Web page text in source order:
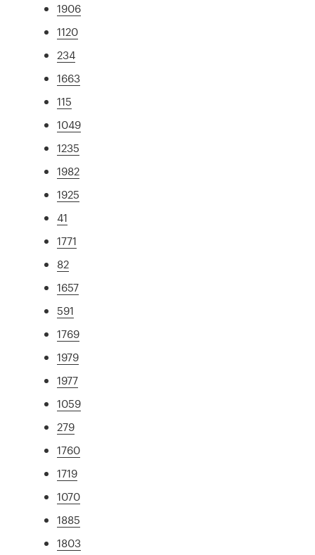
1906
1120
234
1663
115
1049
1235
1982
1925
41
1771
82
1657
591
1769
1979
1977
1059
279
1760
1719
1070
1885
1803